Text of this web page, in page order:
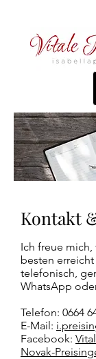
Kontakt
Ich freue
besten
telefonisch,
WhatsApp
Telefon: 0664
E-Mail:
Facebook:
Novak-